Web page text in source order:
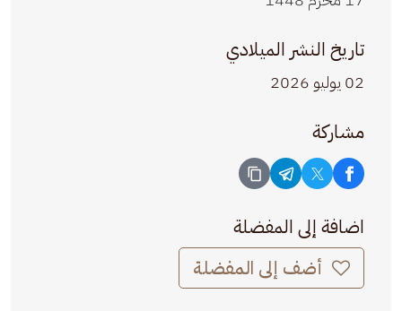
تاريخ النشر الميلادي
02 يوليو 2026
مشاركة
اضافة إلى المفضلة
أضف إلى المفضلة